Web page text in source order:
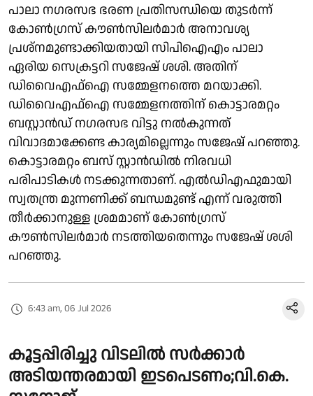
പാലാ നഗരസഭ ഭരണ പ്രതിസന്ധിയെ തുടർന്ന്
കോൺഗ്രസ് കൗൺസിലർമാർ അനാവശ്യ
പ്രശ്നമുണ്ടാക്കിയതായി സിപിഐഎം പാലാ
ഏരിയ സെക്രട്ടറി സജേഷ് ശശി. അതിന്
ഡിവൈഎഫ്ഐ സമ്മേളനത്തെ മറയാക്കി.
ഡിവൈഎഫ്ഐ സമ്മേളനത്തിന് കൊട്ടാരമറ്റം
ബസ്റ്റാൻഡ് നഗരസഭ വിട്ടു നൽകുന്നത്
വിവാദമാക്കേണ്ട കാര്യമില്ലെന്നും സജേഷ് പറഞ്ഞു.
കൊട്ടാരമറ്റം ബസ് സ്റ്റാൻഡിൽ നിരവധി
പരിപാടികൾ നടക്കുന്നതാണ്. എൽഡിഎഫുമായി
സ്വതന്ത്ര മുന്നണിക്ക് ബന്ധമുണ്ട് എന്ന് വരുത്തി
തീർക്കാനുള്ള ശ്രമമാണ് കോൺഗ്രസ്
കൗൺസിലർമാർ നടത്തിയതെന്നും സജേഷ് ശശി
പറഞ്ഞു.
6:43 am, 06 Jul 2026
കൂട്ടപ്പിരിച്ചു വിടലിൽ സർക്കാർ
അടിയന്തരമായി ഇടപെടണം;വി.കെ.